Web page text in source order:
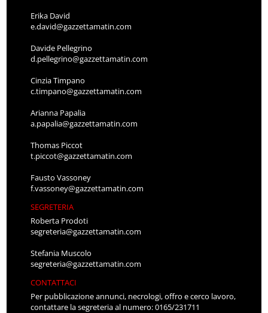
Erika David
e.david@gazzettamatin.com
Davide Pellegrino
d.pellegrino@gazzettamatin.com
Cinzia Timpano
c.timpano@gazzettamatin.com
Arianna Papalia
a.papalia@gazzettamatin.com
Thomas Piccot
t.piccot@gazzettamatin.com
Fausto Vassoney
f.vassoney@gazzettamatin.com
SEGRETERIA
Roberta Prodoti
segreteria@gazzettamatin.com
Stefania Muscolo
segreteria@gazzettamatin.com
CONTATTACI
Per pubblicazione annunci, necrologi, offro e cerco lavoro,
contattare la segreteria al numero: 0165/231711